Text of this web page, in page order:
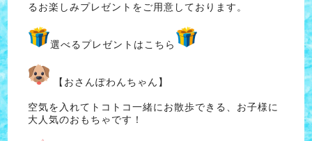
るお楽しみプレゼントをご用意しております。
選べるプレゼントはこちら
【おさんぽわんちゃん】
空気を入れてトコトコ一緒にお散歩できる、お子様に
大人気のおもちゃです！